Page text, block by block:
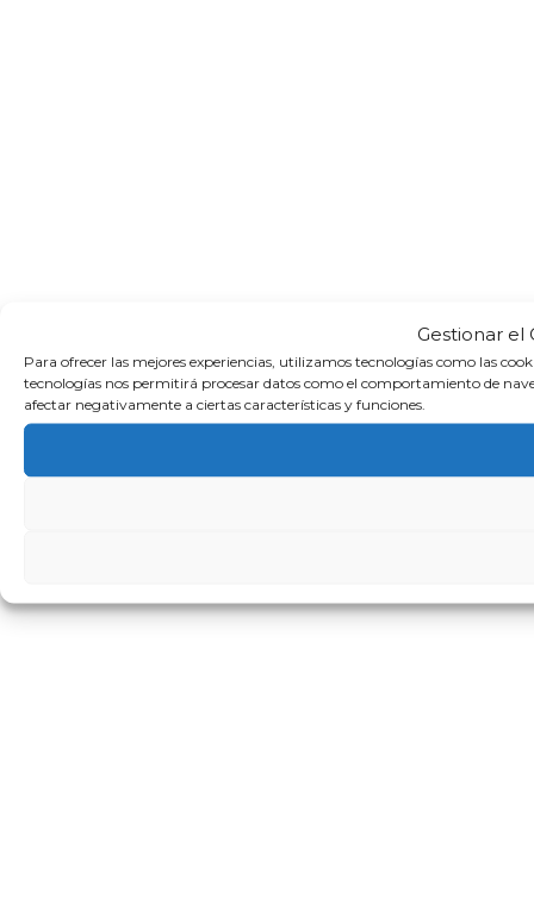
Gestionar el
Para ofrecer las mejores experiencias, utilizamos tecnologías como las
tecnologías nos permitirá procesar datos como el comportamiento de
afectar negativamente a ciertas características y funciones.